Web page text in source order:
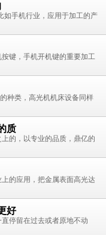
如手机行业，应用于加工的产
键，手机开机键的重要加工
种类，高光机机床设备同样
质
的，以专业的品质，鼎亿的
的应用，把金属表面高光达
好
停留在过去或者原地不动